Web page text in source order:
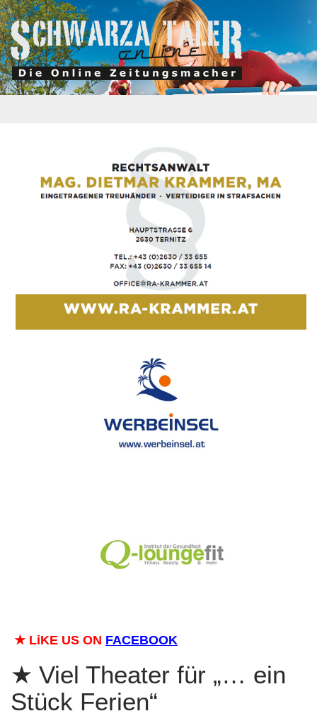
★ LiKE US ON FACEBOOK
Viel Theater für „… ein
Stück Ferien“